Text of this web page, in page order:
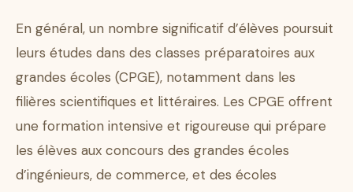
En général, un nombre significatif d’élèves poursuit
leurs études dans des classes préparatoires aux
grandes écoles (CPGE), notamment dans les
filières scientifiques et littéraires. Les CPGE offrent
une formation intensive et rigoureuse qui prépare
les élèves aux concours des grandes écoles
d’ingénieurs, de commerce, et des écoles